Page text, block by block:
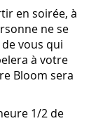
en soirée, à
ne se
vous qui
à votre
Bloom sera
1/2 de